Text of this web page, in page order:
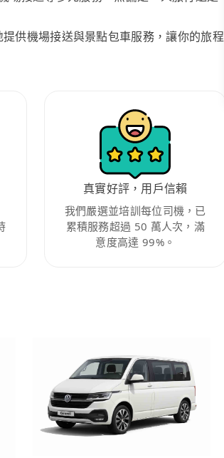
供機場接送與景點包車服務，讓你的旅程
真實好評，用戶信賴
我們嚴選並培訓每位司機，已
累積服務超過 50 萬人次，滿
意度高達 99%。